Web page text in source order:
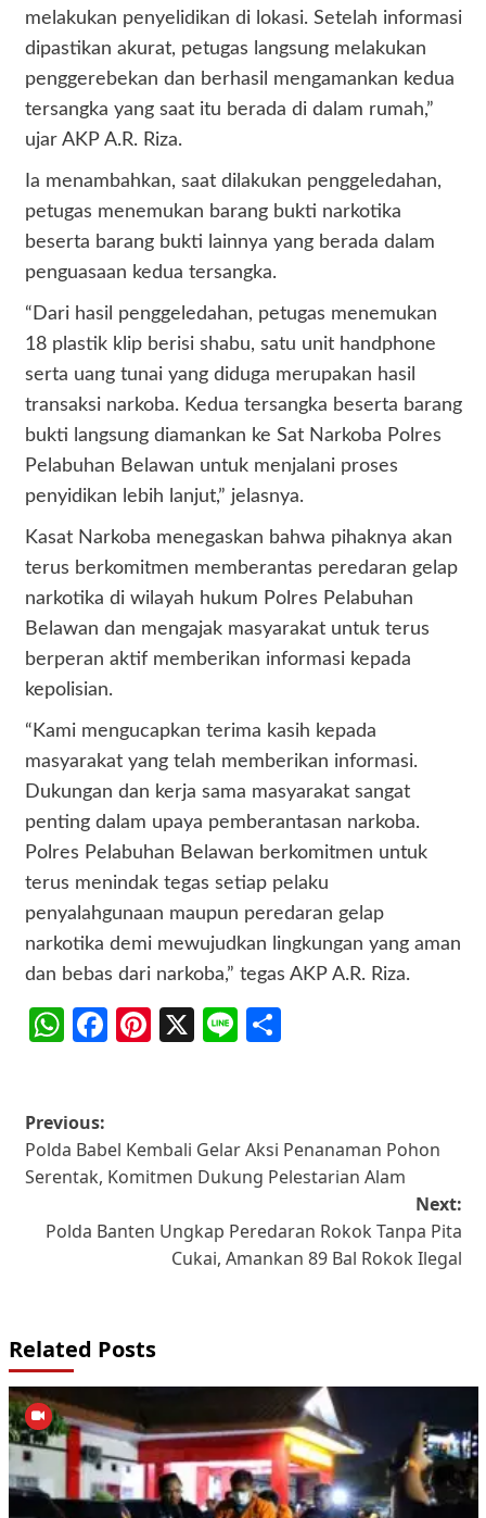
melakukan penyelidikan di lokasi. Setelah informasi
dipastikan akurat, petugas langsung melakukan
penggerebekan dan berhasil mengamankan kedua
tersangka yang saat itu berada di dalam rumah,”
ujar AKP A.R. Riza.
Ia menambahkan, saat dilakukan penggeledahan,
petugas menemukan barang bukti narkotika
beserta barang bukti lainnya yang berada dalam
penguasaan kedua tersangka.
“Dari hasil penggeledahan, petugas menemukan
18 plastik klip berisi shabu, satu unit handphone
serta uang tunai yang diduga merupakan hasil
transaksi narkoba. Kedua tersangka beserta barang
bukti langsung diamankan ke Sat Narkoba Polres
Pelabuhan Belawan untuk menjalani proses
penyidikan lebih lanjut,” jelasnya.
Kasat Narkoba menegaskan bahwa pihaknya akan
terus berkomitmen memberantas peredaran gelap
narkotika di wilayah hukum Polres Pelabuhan
Belawan dan mengajak masyarakat untuk terus
berperan aktif memberikan informasi kepada
kepolisian.
“Kami mengucapkan terima kasih kepada
masyarakat yang telah memberikan informasi.
Dukungan dan kerja sama masyarakat sangat
penting dalam upaya pemberantasan narkoba.
Polres Pelabuhan Belawan berkomitmen untuk
terus menindak tegas setiap pelaku
penyalahgunaan maupun peredaran gelap
narkotika demi mewujudkan lingkungan yang aman
dan bebas dari narkoba,” tegas AKP A.R. Riza.
WhatsApp
Facebook
Pinterest
X Line
Post
navigation
Previous:
Polda Babel Kembali Gelar Aksi Penanaman Pohon
Serentak, Komitmen Dukung Pelestarian Alam
Next:
Polda Banten Ungkap Peredaran Rokok Tanpa Pita
Cukai, Amankan 89 Bal Rokok Ilegal
Related Posts